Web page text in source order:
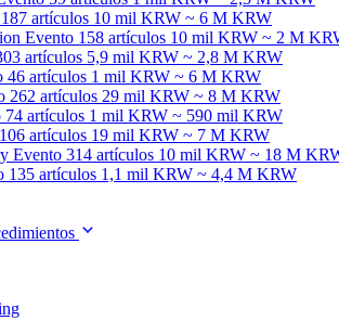
artículos 10 mil KRW ~ 6 M KRW
Evento 158 artículos 10 mil KRW ~ 2 M
artículos 5,9 mil KRW ~ 2,8 M KRW
46 artículos 1 mil KRW ~ 6 M KRW
262 artículos 29 mil KRW ~ 8 M KRW
74 artículos 1 mil KRW ~ 590 mil KRW
artículos 19 mil KRW ~ 7 M KRW
Evento 314 artículos 10 mil KRW ~ 18 M
135 artículos 1,1 mil KRW ~ 4,4 M KRW